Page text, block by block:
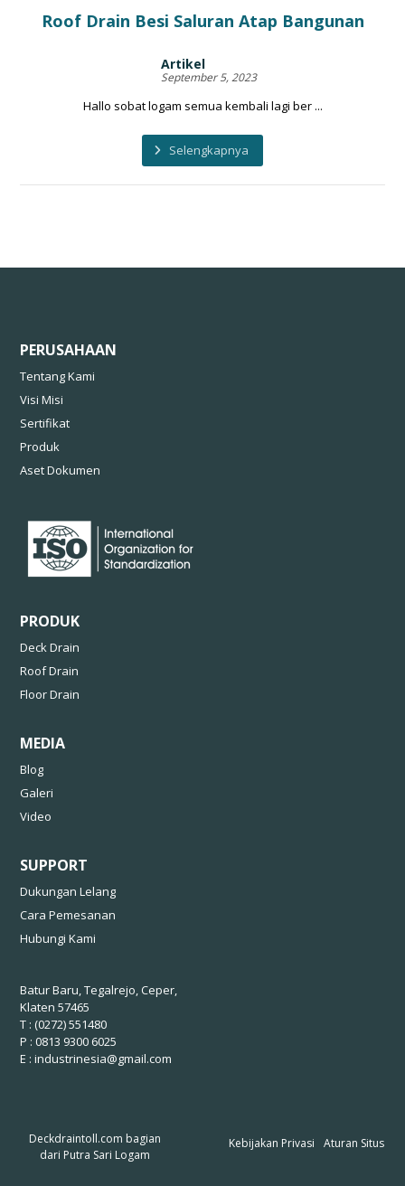
Roof Drain Besi Saluran Atap Bangunan
Artikel
September 5, 2023
Hallo sobat logam semua kembali lagi ber ...
Selengkapnya
PERUSAHAAN
Tentang Kami
Visi Misi
Sertifikat
Produk
Aset Dokumen
PRODUK
Deck Drain
Roof Drain
Floor Drain
MEDIA
Blog
Galeri
Video
SUPPORT
Dukungan Lelang
Cara Pemesanan
Hubungi Kami
Batur Baru, Tegalrejo, Ceper,
Klaten 57465
T : (0272) 551480
P : 0813 9300 6025
E :industrinesia@gmail.com
Deckdraintoll.com bagian
dari Putra Sari Logam
Aturan Situs
Kebijakan Privasi